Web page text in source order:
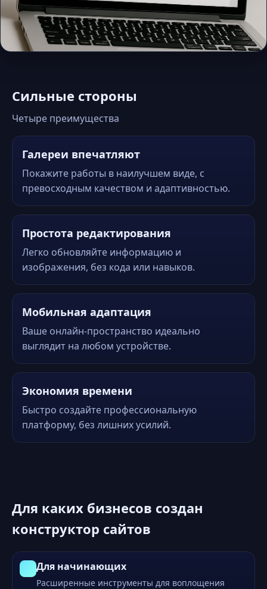
Сильные стороны
Четыре преимущества
Галереи впечатляют
Покажите работы в наилучшем виде, с
превосходным качеством и адаптивностью.
Простота редактирования
Легко обновляйте информацию и
изображения, без кода или навыков.
Мобильная адаптация
Ваше онлайн-пространство идеально
выглядит на любом устройстве.
Экономия времени
Быстро создайте профессиональную
платформу, без лишних усилий.
Для каких бизнесов создан
конструктор сайтов
Для начинающих
Расширенные инструменты для воплощения